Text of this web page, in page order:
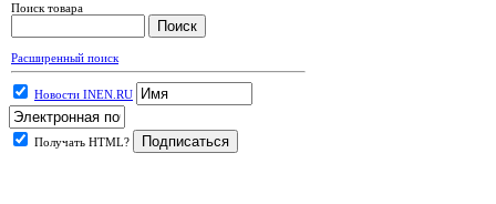
Поиск товара
Расширенный поиск
Новости INEN.RU
Получать HTML?